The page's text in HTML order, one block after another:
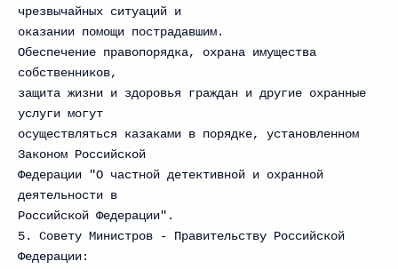
чрезвычайных ситуаций и
оказании помощи пострадавшим.
Обеспечение правопорядка, охрана имущества
собственников,
защита жизни и здоровья граждан и другие охранные
услуги могут
осуществляться казаками в порядке, установленном
Законом Российской
Федерации "О частной детективной и охранной
деятельности в
Российской Федерации".
5. Совету Министров - Правительству Российской
Федерации: